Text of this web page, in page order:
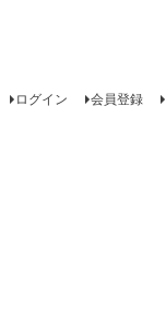
ログイン 会員登録